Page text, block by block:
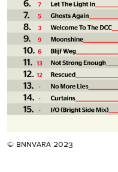
© bnnvara 2023